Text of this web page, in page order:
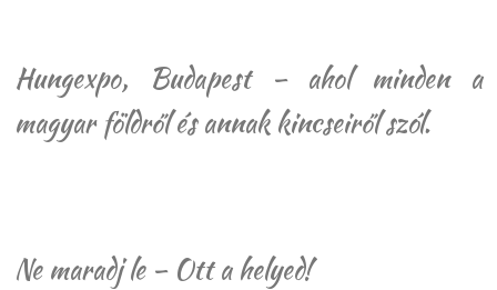
Hungexpo, Budapest – ahol minden a
magyar földről és annak kincseiről szól.
Ne maradj le – Ott a helyed!